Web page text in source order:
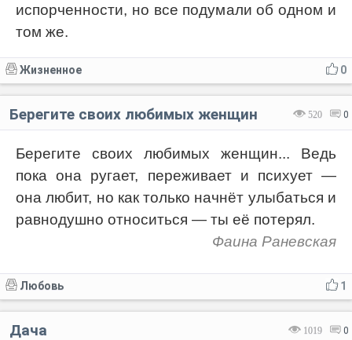
испорченности, но все подумали об одном и
том же.
0
Жизненное
520 0
Берегите своих любимых женщин
Берегите своих любимых женщин... Ведь
пока она ругает, переживает и психует —
она любит, но как только начнёт улыбаться и
равнодушно относиться — ты её потерял.
Фаина Раневская
1
Любовь
1019 0
Дача